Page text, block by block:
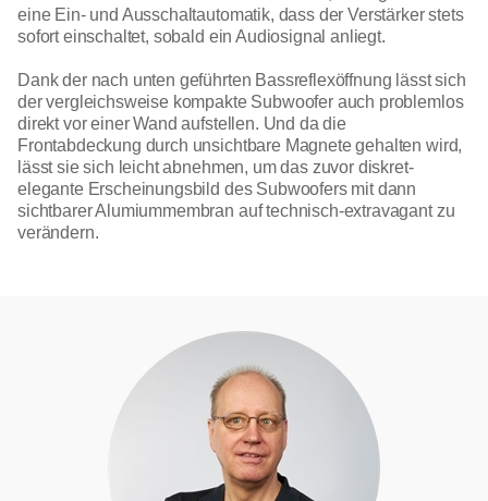
eine Ein- und Ausschaltautomatik, dass der Verstärker stets
sofort einschaltet, sobald ein Audiosignal anliegt.
Dank der nach unten geführten Bassreflexöffnung lässt sich
der vergleichsweise kompakte Subwoofer auch problemlos
direkt vor einer Wand aufstellen. Und da die
Frontabdeckung durch unsichtbare Magnete gehalten wird,
lässt sie sich leicht abnehmen, um das zuvor diskret-
elegante Erscheinungsbild des Subwoofers mit dann
sichtbarer Alumiummembran auf technisch-extravagant zu
verändern.